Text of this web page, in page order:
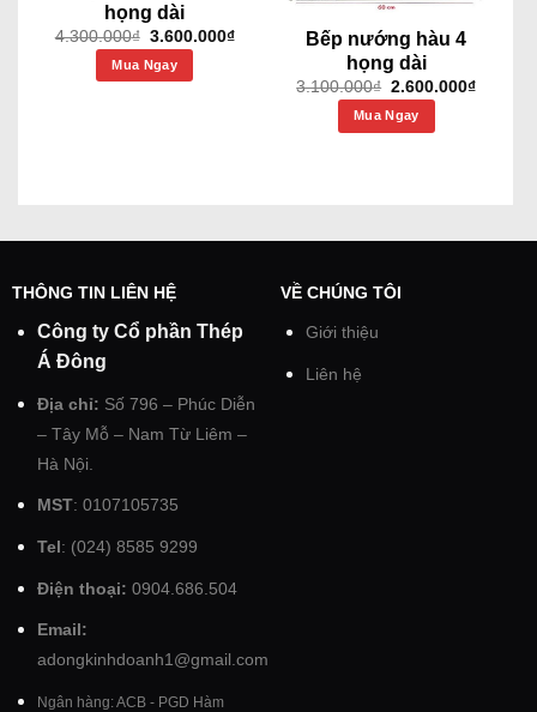
họng dài
4.300.000₫ Giá
gốc
là:
4.300.000₫.
3.600.000₫Giá
3.600.000₫.
Mua Ngay
Bếp nướng hàu 4
họng dài
3.100.000₫ Giá
gốc
là:
3.100.000₫.
2.600.000₫Giá
Mua Ngay
THÔNG TIN LIÊN HỆ
Công ty Cổ phần Thép
Á Đông
Địa chỉ: Số 796 – Phúc Diễn
– Tây Mỗ – Nam Từ Liêm –
Hà Nội.
MST: 0107105735
Tel : (024) 8585 9299
Điện thoại: 0904.686.504
Email:
adongkinhdoanh1@gmail.com
Ngân hàng: ACB - PGD Hàm
VỀ CHÚNG TÔI
Giới thiệu
Liên hệ